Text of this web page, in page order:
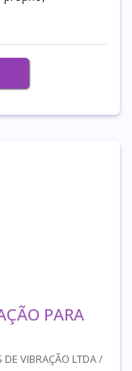
PARA
DE VIBRAÇÃO LTDA /